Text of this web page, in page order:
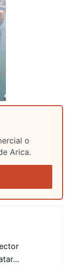
o
Arica.